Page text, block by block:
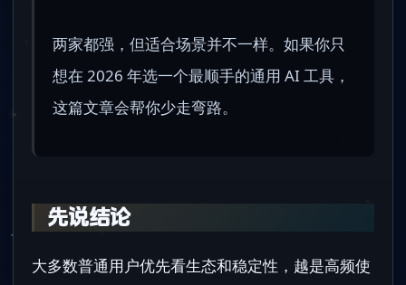
两家都强，但适合场景并不一样。如果你只
想在 2026 年选一个最顺手的通用 AI 工具，
这篇文章会帮你少走弯路。
先说结论
大多数普通用户优先看生态和稳定性，越是高频使